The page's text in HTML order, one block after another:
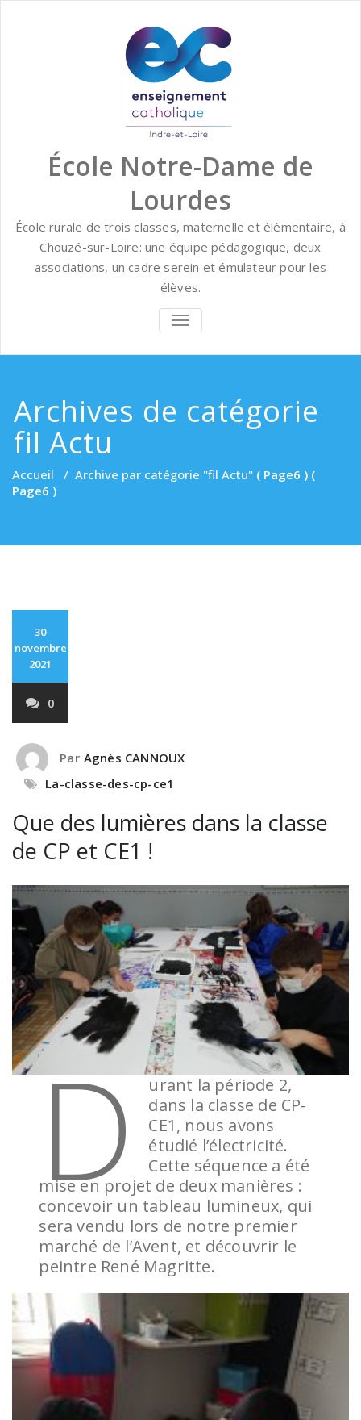
École Notre-Dame de
Lourdes
École rurale de trois classes, maternelle et élémentaire, à
Chouzé-sur-Loire: une équipe pédagogique, deux
associations, un cadre serein et émulateur pour les
élèves.
BASCULER
LA
Archives de catégorie
fil Actu
Accueil / Archive par catégorie "fil Actu" ( Page6 ) (
Page6 )
30
novembre
2021
0
Par Agnès CANNOUX
La-classe-des-cp-ce1
Que des lumières dans la classe
de CP et CE1 !
D
urant la période 2,
dans la classe de CP-
CE1, nous avons
étudié l’électricité.
Cette séquence a été
mise en projet de deux manières :
concevoir un tableau lumineux, qui
sera vendu lors de notre premier
marché de l’Avent, et découvrir le
peintre René Magritte.